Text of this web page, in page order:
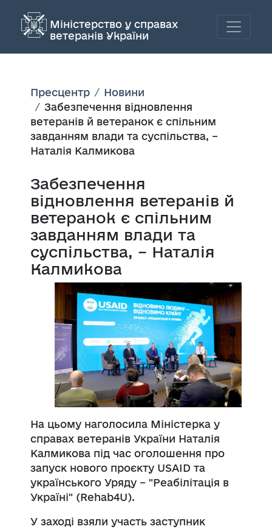
Міністерство у справах
ветеранів України
Пресцентр
Новини
Забезпечення відновлення
ветеранів й ветеранок є спільним
завданням влади та суспільства, –
Наталія Калмикова
Забезпечення
відновлення ветеранів й
ветеранок є спільним
завданням влади та
суспільства, – Наталія
Калмикова
На цьому наголосила Міністерка у
справах ветеранів України Наталія
Калмикова під час оголошення про
запуск нового проєкту USAID та
українського Уряду – "Реабілітація в
Україні" (Rehab4U).
У заході взяли участь заступник